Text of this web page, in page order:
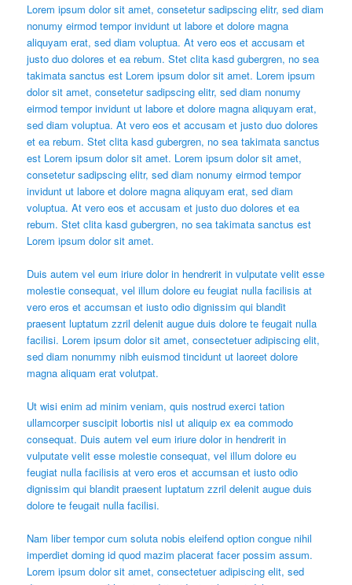
Lorem ipsum dolor sit amet, consetetur sadipscing elitr, sed diam
nonumy eirmod tempor invidunt ut labore et dolore magna
aliquyam erat, sed diam voluptua. At vero eos et accusam et
justo duo dolores et ea rebum. Stet clita kasd gubergren, no sea
takimata sanctus est Lorem ipsum dolor sit amet. Lorem ipsum
dolor sit amet, consetetur sadipscing elitr, sed diam nonumy
eirmod tempor invidunt ut labore et dolore magna aliquyam erat,
sed diam voluptua. At vero eos et accusam et justo duo dolores
et ea rebum. Stet clita kasd gubergren, no sea takimata sanctus
est Lorem ipsum dolor sit amet. Lorem ipsum dolor sit amet,
consetetur sadipscing elitr, sed diam nonumy eirmod tempor
invidunt ut labore et dolore magna aliquyam erat, sed diam
voluptua. At vero eos et accusam et justo duo dolores et ea
rebum. Stet clita kasd gubergren, no sea takimata sanctus est
Lorem ipsum dolor sit amet.
Duis autem vel eum iriure dolor in hendrerit in vulputate velit esse
molestie consequat, vel illum dolore eu feugiat nulla facilisis at
vero eros et accumsan et iusto odio dignissim qui blandit
praesent luptatum zzril delenit augue duis dolore te feugait nulla
facilisi. Lorem ipsum dolor sit amet, consectetuer adipiscing elit,
sed diam nonummy nibh euismod tincidunt ut laoreet dolore
magna aliquam erat volutpat.
Ut wisi enim ad minim veniam, quis nostrud exerci tation
ullamcorper suscipit lobortis nisl ut aliquip ex ea commodo
consequat. Duis autem vel eum iriure dolor in hendrerit in
vulputate velit esse molestie consequat, vel illum dolore eu
feugiat nulla facilisis at vero eros et accumsan et iusto odio
dignissim qui blandit praesent luptatum zzril delenit augue duis
dolore te feugait nulla facilisi.
Nam liber tempor cum soluta nobis eleifend option congue nihil
imperdiet doming id quod mazim placerat facer possim assum.
Lorem ipsum dolor sit amet, consectetuer adipiscing elit, sed